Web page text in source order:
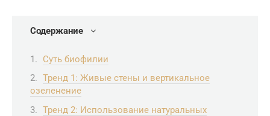
Содержание
Суть биофилии
Тренд 1: Живые стены и вертикальное
озеленение
Тренд 2: Использование натуральных